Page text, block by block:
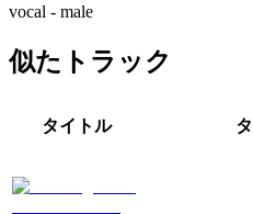
vocal - male
似たトラック
タイトル